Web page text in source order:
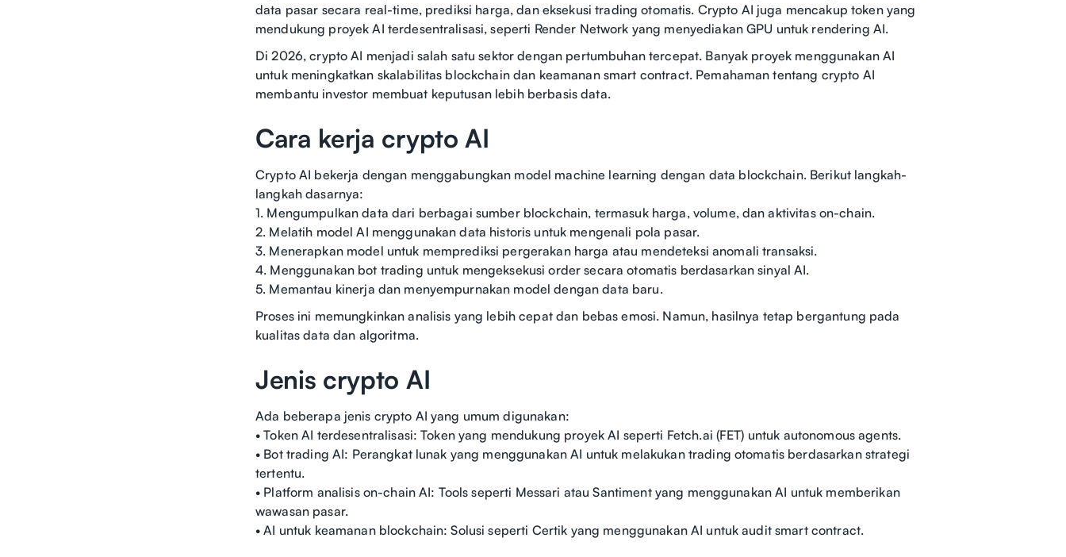
data pasar secara real-time, prediksi harga, dan eksekusi trading otomatis. Crypto AI juga mencakup token yang
mendukung proyek AI terdesentralisasi, seperti Render Network yang menyediakan GPU untuk rendering AI.
Di 2026, crypto AI menjadi salah satu sektor dengan pertumbuhan tercepat. Banyak proyek menggunakan AI
untuk meningkatkan skalabilitas blockchain dan keamanan smart contract. Pemahaman tentang crypto AI
membantu investor membuat keputusan lebih berbasis data.
Cara kerja crypto AI
Crypto AI bekerja dengan menggabungkan model machine learning dengan data blockchain. Berikut langkah-
langkah dasarnya:
1. Mengumpulkan data dari berbagai sumber blockchain, termasuk harga, volume, dan aktivitas on-chain.
2. Melatih model AI menggunakan data historis untuk mengenali pola pasar.
3. Menerapkan model untuk memprediksi pergerakan harga atau mendeteksi anomali transaksi.
4. Menggunakan bot trading untuk mengeksekusi order secara otomatis berdasarkan sinyal AI.
5. Memantau kinerja dan menyempurnakan model dengan data baru.
Proses ini memungkinkan analisis yang lebih cepat dan bebas emosi. Namun, hasilnya tetap bergantung pada
kualitas data dan algoritma.
Jenis crypto AI
Ada beberapa jenis crypto AI yang umum digunakan:
• Token AI terdesentralisasi: Token yang mendukung proyek AI seperti Fetch.ai (FET) untuk autonomous agents.
• Bot trading AI: Perangkat lunak yang menggunakan AI untuk melakukan trading otomatis berdasarkan strategi
tertentu.
• Platform analisis on-chain AI: Tools seperti Messari atau Santiment yang menggunakan AI untuk memberikan
wawasan pasar.
• AI untuk keamanan blockchain: Solusi seperti Certik yang menggunakan AI untuk audit smart contract.